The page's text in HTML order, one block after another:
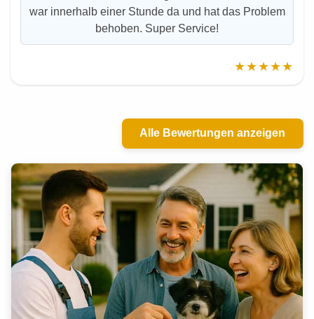
war innerhalb einer Stunde da und hat das Problem
behoben. Super Service!
★★★★★
Alle Bewertungen anzeigen